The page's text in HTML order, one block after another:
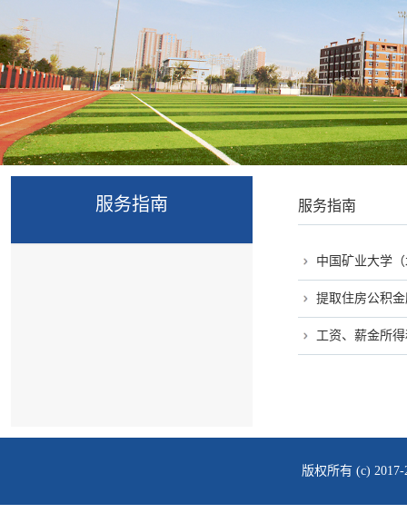
服务指南 服务指南
中国矿业大学
提取住房公积
工资、薪金所
版权所有 (c)